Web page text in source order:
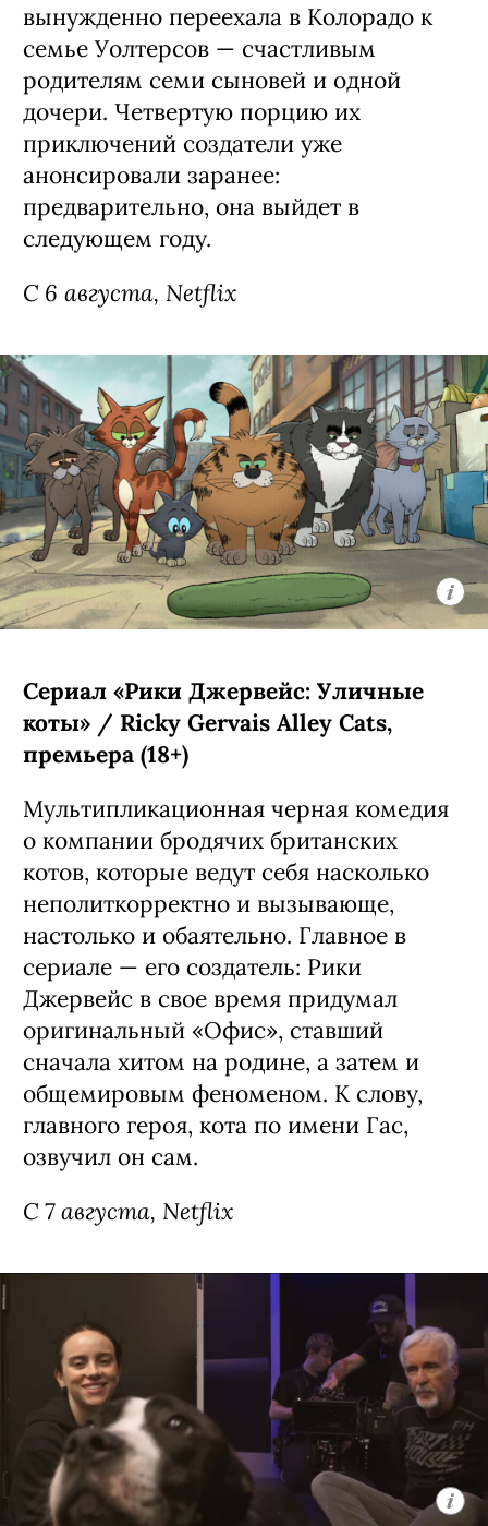
С 5 августа, Netflix
Сериал «Моя жизнь с мальчиками
Уолтер» / My Life with the Walter
Boys, 3 сезон (18+)
Третий сезон экранизации
подросткового бестселлера Эли Новак
о недавно осиротевшей 15-летней
«У меня на районе»), которая
вынужденно переехала в Колорадо к
семье Уолтерсов — счастливым
дочери. Четвертую порцию их
приключений создатели уже
анонсировали заранее:
предварительно, она выйдет в
следующем году.
С 6 августа, Netflix
Сериал «Рики Джервейс: Уличные
коты» / Ricky Gervais Alley Cats,
премьера (18+)
Мультипликационная черная комедия